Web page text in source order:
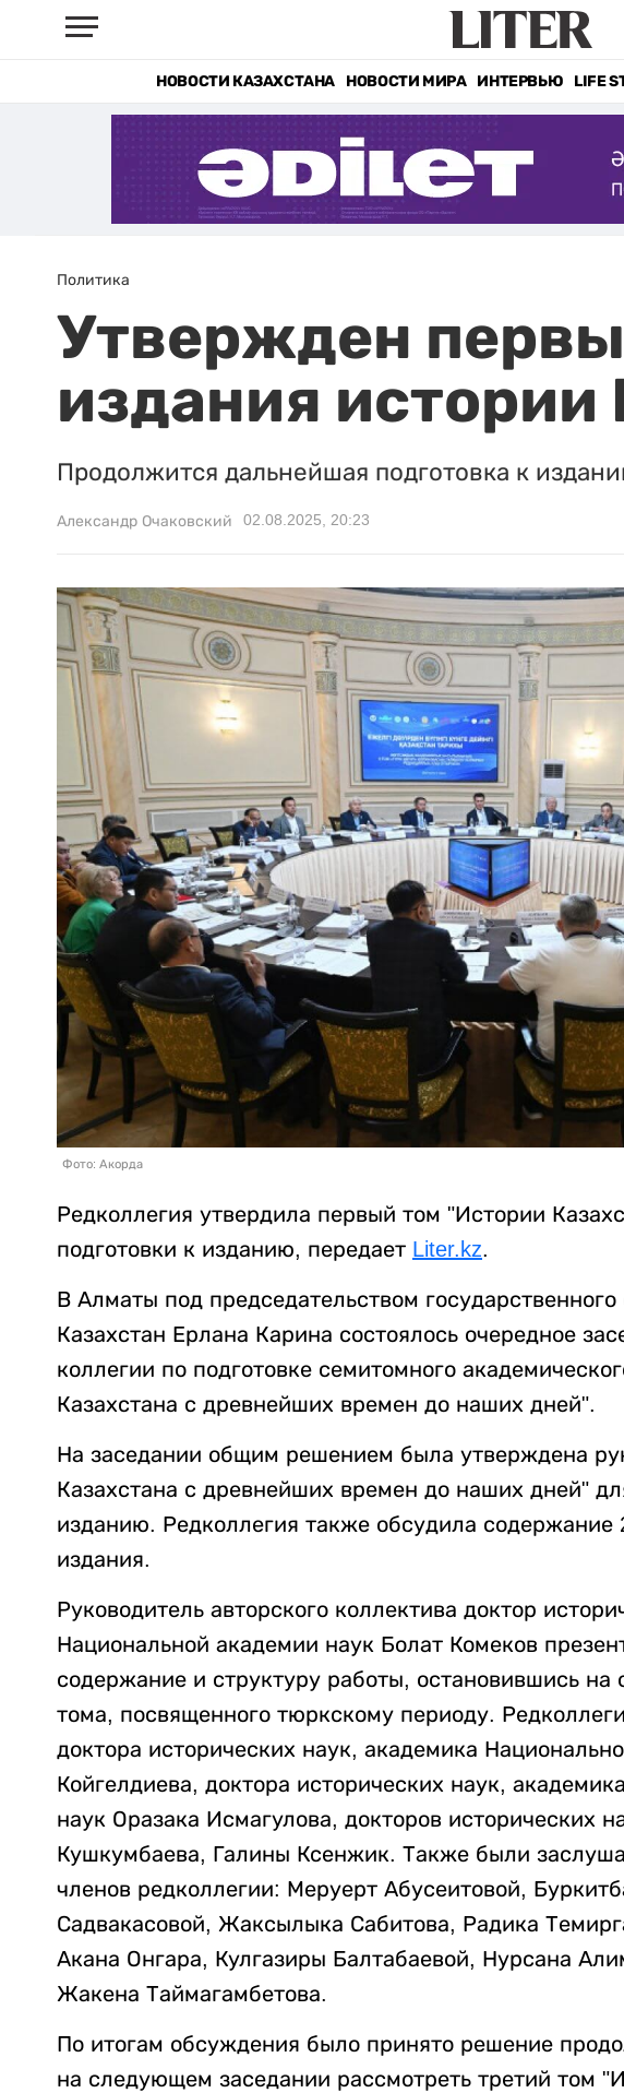
НОВОСТИ КАЗАХСТАНА НОВОСТИ МИРА ИНТЕРВЬЮ LIFE
Политика
Утвержден
издания истории
Продолжится дальнейшая подготовка к
Александр Очаковский 02.08.2025, 20:23
Фото: Акорда
Редколлегия утвердила первый том "Истории
подготовки к изданию, передает Liter.kz.
В Алматы под председательством
Казахстан Ерлана Карина состоялось очередное
коллегии по подготовке семитомного
Казахстана с древнейших времен до наших дней".
На заседании общим решением была утверждена
Казахстана с древнейших времен до наших дней"
изданию. Редколлегия также обсудила содержание
издания.
Руководитель авторского коллектива доктор
Национальной академии наук Болат Комеков
содержание и структуру работы, остановившись на
тома, посвященного тюркскому периоду.
доктора исторических наук, академика
Койгелдиева, доктора исторических наук,
наук Оразака Исмагулова, докторов исторических
Кушкумбаева, Галины Ксенжик. Также были
членов редколлегии: Меруерт Абусеитовой,
Садвакасовой, Жаксылыка Сабитова, Радика
Акана Онгара, Кулгазиры Балтабаевой, Нурсана
Жакена Таймагамбетова.
По итогам обсуждения было принято решение
на следующем заседании рассмотреть третий том